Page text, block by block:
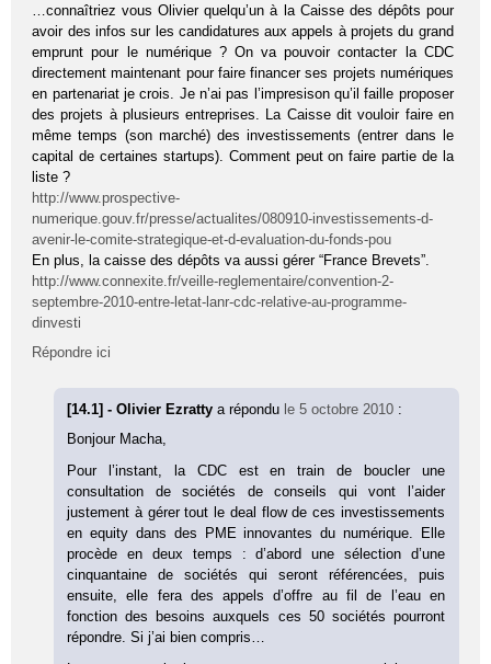
…connaîtriez vous Olivier quelqu’un à la Caisse des dépôts pour
avoir des infos sur les candidatures aux appels à projets du grand
emprunt pour le numérique ? On va pouvoir contacter la CDC
directement maintenant pour faire financer ses projets numériques
en partenariat je crois. Je n’ai pas l’impresison qu’il faille proposer
des projets à plusieurs entreprises. La Caisse dit vouloir faire en
même temps (son marché) des investissements (entrer dans le
capital de certaines startups). Comment peut on faire partie de la
liste ?
http://www.prospective-
numerique.gouv.fr/presse/actualites/080910-investissements-d-
avenir-le-comite-strategique-et-d-evaluation-du-fonds-pou
En plus, la caisse des dépôts va aussi gérer “France Brevets”.
http://www.connexite.fr/veille-reglementaire/convention-2-
septembre-2010-entre-letat-lanr-cdc-relative-au-programme-
dinvesti
Répondre ici
[14.1] - Olivier Ezrattya répondu le 5 octobre 2010 :
Bonjour Macha,
Pour l’instant, la CDC est en train de boucler une
consultation de sociétés de conseils qui vont l’aider
justement à gérer tout le deal flow de ces investissements
en equity dans des PME innovantes du numérique. Elle
procède en deux temps : d’abord une sélection d’une
cinquantaine de sociétés qui seront référencées, puis
ensuite, elle fera des appels d’offre au fil de l’eau en
fonction des besoins auxquels ces 50 sociétés pourront
répondre. Si j’ai bien compris…